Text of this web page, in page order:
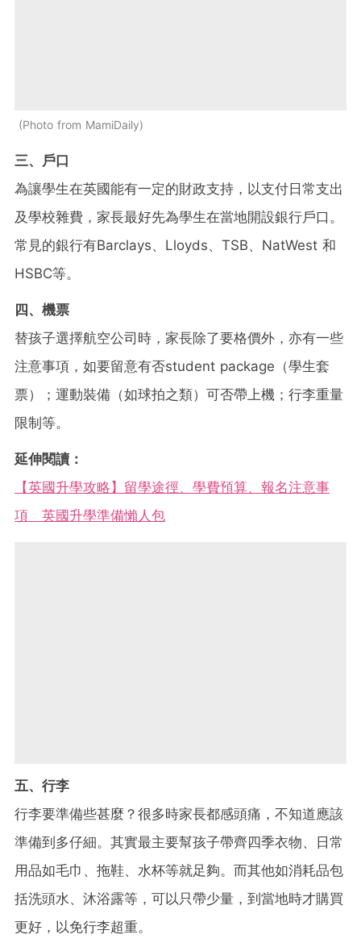
Photo from MamiDaily
三、戶口
為讓學生在英國能有一定的財政支持，以支付日常支出
及學校雜費，家長最好先為學生在當地開設銀行戶口。
常見的銀行有Barclays、Lloyds、TSB、NatWest 和
HSBC等。
四、機票
替孩子選擇航空公司時，家長除了要格價外，亦有一些
注意事項，如要留意有否student package（學生套
票）；運動裝備（如球拍之類）可否帶上機；行李重量
限制等。
延伸閱讀：
【英國升學攻略】留學途徑、學費預算、報名注意事
項 英國升學準備懶人包
五、行李
行李要準備些甚麼？很多時家長都感頭痛，不知道應該
準備到多仔細。其實最主要幫孩子帶齊四季衣物、日常
用品如毛巾、拖鞋、水杯等就足夠。而其他如消耗品包
括洗頭水、沐浴露等，可以只帶少量，到當地時才購買
更好，以免行李超重。